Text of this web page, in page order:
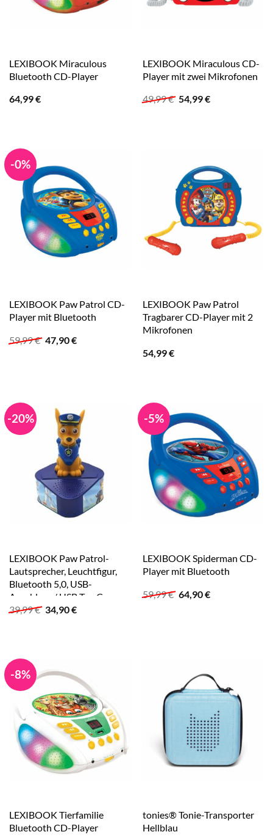
LEXIBOOK Miraculous
Bluetooth CD-Player
64,99€
LEXIBOOK Miraculous CD-
Player mit zwei Mikrofonen
49,99€ Ursprünglicher
54,99€Aktueller
-0%
LEXIBOOK Paw Patrol CD-
Player mit Bluetooth
59,99€ Ursprünglicher
Preis
47,90€Aktueller
LEXIBOOK Paw Patrol
Tragbarer CD-Player mit 2
Mikrofonen
54,99€
-20%
LEXIBOOK Paw Patrol-
Lautsprecher, Leuchtfigur,
Bluetooth 5,0, USB-
Anschluss / USB Typ C
39,99€ Ursprünglicher
Preis
34,90€Aktueller
-5%
LEXIBOOK Spiderman CD-
Player mit Bluetooth
59,99€ Ursprünglicher
Preis
64,90€Aktueller
-8%
LEXIBOOK Tierfamilie
Bluetooth CD-Player
tonies® Tonie-Transporter
Hellblau